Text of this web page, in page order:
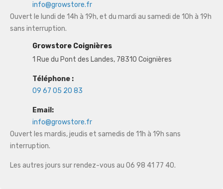
info@growstore.fr
Ouvert le lundi de 14h à 19h, et du mardi au samedi de 10h à 19h
sans interruption.
Growstore Coignières
1 Rue du Pont des Landes, 78310 Coignières
Téléphone :
09 67 05 20 83
Email:
info@growstore.fr
Ouvert les mardis, jeudis et samedis de 11h à 19h sans
interruption.
Les autres jours sur rendez-vous au 06 98 41 77 40.